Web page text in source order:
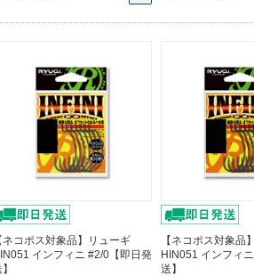
ネコポス対象品】リューギ
インフィニ #2/0【即日発
【ネコポス対象品
HIN051 インフィ
送】